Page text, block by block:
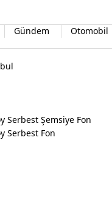
Gündem Otomobil
Serbest Şemsiye Fon
Serbest Fon